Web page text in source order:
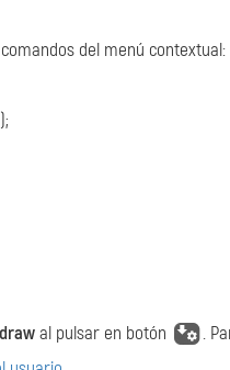
del menú contextual:
al pulsar en botón .